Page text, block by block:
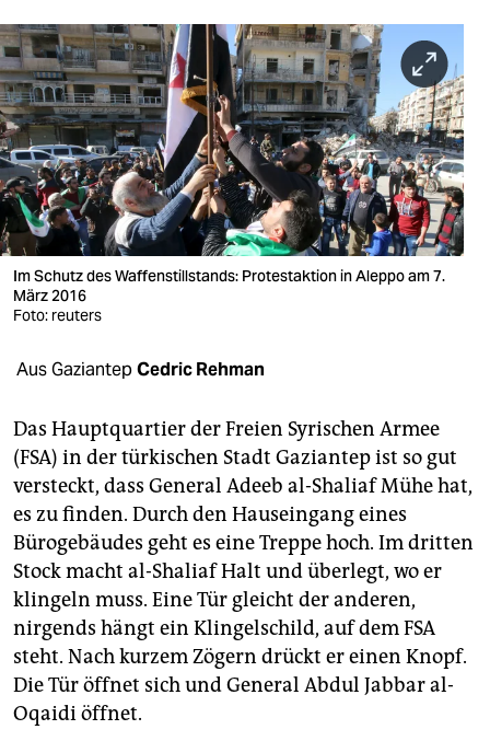
sport
berlin
nord
wahrheit
verlag
verlag
shop
fragen & hilfe
unterstützen
abo
genossenschaft
epaper login
Im Schutz des Waffenstillstands: Protestaktion in Aleppo am 7.
März 2016
Foto: reuters
Aus GaziantepCedric Rehman
Das Hauptquartier der Freien Syrischen Armee
(FSA) in der türkischen Stadt Gaziantep ist so gut
versteckt, dass General Adeeb al-Shaliaf Mühe hat,
es zu finden. Durch den Hauseingang eines
Bürogebäudes geht es eine Treppe hoch. Im dritten
Stock macht al-Shaliaf Halt und überlegt, wo er
klingeln muss. Eine Tür gleicht der anderen,
nirgends hängt ein Klingelschild, auf dem FSA
steht. Nach kurzem Zögern drückt er einen Knopf.
Die Tür öffnet sich und General Abdul Jabbar al-
Oqaidi öffnet.